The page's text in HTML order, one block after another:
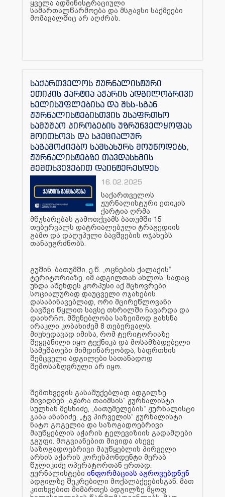
ყველა ადმინისტრაციული
სამართალწარმოება და მსგავსი საქმეები
მომავალშიც არ აღძრას.
საქართველოს ჟურნალისტური
ეთიკის ქარტია აჭარის ადგილობრივი
ხელისუფლებისა და შსს-სგან
ჟურნალისტებისთვის უსაფრთხო
სამუშაო პირობების უზრუნველყოფას
მოითხოვს და სპეციალურ
საგამოძიებო სამსახურს მოუწოდებს,
ჟურნალისტებზე თავდასხმის
შემთხვევებით დაინტერესდეს
16.02.2025
საქართველოს
ჟურნალისტური ეთიკის
ქარტია ღრმა
მწუხარებას გამოთქვამს ბათუმში 15
თებერვალს დატრიალებული ტრაგედიის
გამო და დაღუპული ბავშვების ოჯახებს
თანაუგრძნობს.
გუშინ, ბათუმში, ე.წ. „ოცნების ქალაქის“
ტერიტორიაზე, იმ ადგილთან ახლოს, სადაც
უნდა აშენდეს კორპუსი აქ მცხოვრები
სოციალურად დაუცველი ოჯახების
დასაბინავებლად, ორი მცირეწლოვანი
ბავშვი წყლით სავსე თხრილში ჩავარდა და
დაიხრჩო. მშენებლობა საზეიმოდ გახსნა
ირაკლი კობახიძემ 8 თებერვალს.
მიუხედავად იმისა, რომ ტერიტორიაზე
შეყვანილი იყო ტექნიკა და მოსამზადებელი
სამუშაოები მიმდინარეობდა, საფრთხის
შემცველი ადგილები სათანადოდ
შემოსაზღვრული არ იყო.
შემთხვევის გასაშუქებლად ადგილზე
მივიდნენ „აჭარა თაიმსის“ ჟურნალისტი
სულხან მესხიძე, „ბათუმელების“ ჟურნალისტი
ჯაბა ანანიძე, „ტვ პირველის“ ჟურნალისტი
ნატო გოგელია და საზოგადოებრივი
მაუწყებლის აჭარის ტელევიზიის გადამღები
ჯგუფი. მოგვიანებით მივიდა ასევე
საზოგადოებრივი მაუწყებლის პირველი
არხის აჭარის კორესპონდენტი მერაბ
წულიკიძე ოპერატორთან ერთად.
ჟურნალისტები ინფორმაციას აგროვებდნენ
ადგილზე შეკრებილი მოქალაქეებისგან. მათ
კითხვებით მიმართეს ადგილზე მყოფ